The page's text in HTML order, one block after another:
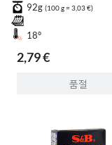
92g (100 g = 3,03 €)
18°
2,79 €
품절